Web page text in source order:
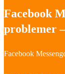
Facebook
problemer
Facebook